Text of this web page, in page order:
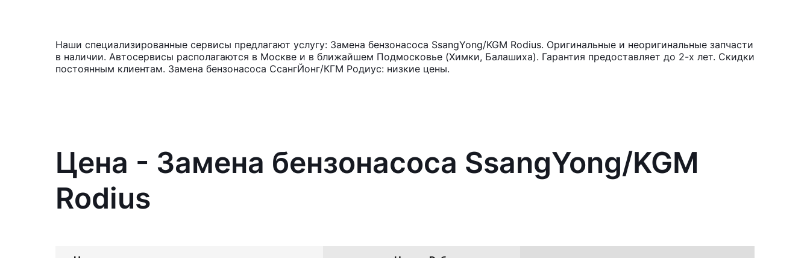
Наши специализированные сервисы предлагают услугу: Замена бензонасоса SsangYong/KGM Rodius. Оригинальные и неоригинальные запчасти
в наличии. Автосервисы располагаются в Москве и в ближайшем Подмосковье (Химки, Балашиха). Гарантия предоставляет до 2-х лет. Скидки
постоянным клиентам. Замена бензонасоса СсангЙонг/КГМ Родиус: низкие цены.
Цена - Замена бензонасоса SsangYong/KGM
Rodius